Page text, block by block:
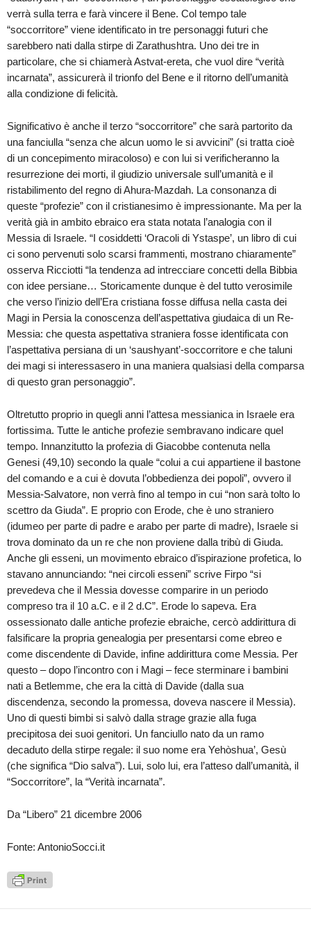
verrà sulla terra e farà vincere il Bene. Col tempo tale
“soccorritore” viene identificato in tre personaggi futuri che
sarebbero nati dalla stirpe di Zarathushtra. Uno dei tre in
particolare, che si chiamerà Astvat-ereta, che vuol dire “verità
incarnata”, assicurerà il trionfo del Bene e il ritorno dell’umanità
alla condizione di felicità.
Significativo è anche il terzo “soccorritore” che sarà partorito da
una fanciulla “senza che alcun uomo le si avvicini” (si tratta cioè
di un concepimento miracoloso) e con lui si verificheranno la
resurrezione dei morti, il giudizio universale sull’umanità e il
ristabilimento del regno di Ahura-Mazdah. La consonanza di
queste “profezie” con il cristianesimo è impressionante. Ma per la
verità già in ambito ebraico era stata notata l’analogia con il
Messia di Israele. “I cosiddetti ‘Oracoli di Ystaspe’, un libro di cui
ci sono pervenuti solo scarsi frammenti, mostrano chiaramente”
osserva Ricciotti “la tendenza ad intrecciare concetti della Bibbia
con idee persiane… Storicamente dunque è del tutto verosimile
che verso l’inizio dell’Era cristiana fosse diffusa nella casta dei
Magi in Persia la conoscenza dell’aspettativa giudaica di un Re-
Messia: che questa aspettativa straniera fosse identificata con
l’aspettativa persiana di un ‘saushyant’-soccorritore e che taluni
dei magi si interessasero in una maniera qualsiasi della comparsa
di questo gran personaggio”.
Oltretutto proprio in quegli anni l’attesa messianica in Israele era
fortissima. Tutte le antiche profezie sembravano indicare quel
tempo. Innanzitutto la profezia di Giacobbe contenuta nella
Genesi (49,10) secondo la quale “colui a cui appartiene il bastone
del comando e a cui è dovuta l’obbedienza dei popoli”, ovvero il
Messia-Salvatore, non verrà fino al tempo in cui “non sarà tolto lo
scettro da Giuda”. E proprio con Erode, che è uno straniero
(idumeo per parte di padre e arabo per parte di madre), Israele si
trova dominato da un re che non proviene dalla tribù di Giuda.
Anche gli esseni, un movimento ebraico d’ispirazione profetica, lo
stavano annunciando: “nei circoli esseni” scrive Firpo “si
prevedeva che il Messia dovesse comparire in un periodo
compreso tra il 10 a.C. e il 2 d.C”. Erode lo sapeva. Era
ossessionato dalle antiche profezie ebraiche, cercò addirittura di
falsificare la propria genealogia per presentarsi come ebreo e
come discendente di Davide, infine addirittura come Messia. Per
questo – dopo l’incontro con i Magi – fece sterminare i bambini
nati a Betlemme, che era la città di Davide (dalla sua
discendenza, secondo la promessa, doveva nascere il Messia).
Uno di questi bimbi si salvò dalla strage grazie alla fuga
precipitosa dei suoi genitori. Un fanciullo nato da un ramo
decaduto della stirpe regale: il suo nome era Yehòshua’, Gesù
(che significa “Dio salva”). Lui, solo lui, era l’atteso dall’umanità, il
“Soccorritore”, la “Verità incarnata”.
Da “Libero” 21 dicembre 2006
Fonte: AntonioSocci.it